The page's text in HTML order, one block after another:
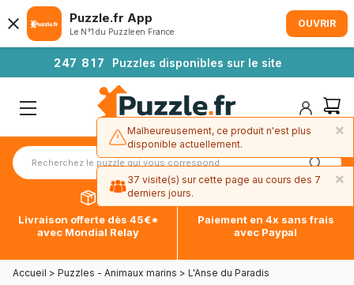
247 81 7 Puzzles disponibles sur le site
Livraison offerte dès 45€*
avec Mondial Relay
Paiement en 4x sans frais
avec Paypal
Accueil > Puzzles - Animaux marins > L'Anse du Paradis
Puzzle.fr App
Le N°1 du Puzzle en France
OUVRIR
×
Malheureusement, ce produit n'est plus
disponible actuellement.
×
37 visite(s) sur cette page au cours des 7
derniers jours.